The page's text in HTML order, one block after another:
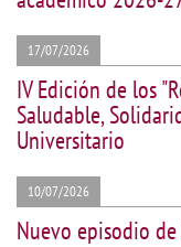
17/07/2026
IV Edición de los
Saludable,
Universitario
10/07/2026
Nuevo episodio